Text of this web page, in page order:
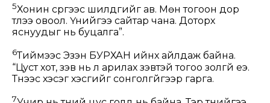
5Хонин сүргээс шилдгийг ав. Мөн тогоон дор
түлээ овоол. Үүнийгээ сайтар чана. Доторх
яснуудыг нь буцалга”.
6Тиймээс Эзэн БУРХАН ийнхүү айлдаж байна.
“Цуст хот, зэв нь үл арилах зэвтэй тогоо золгүй еэ.
Түүнээс хэсэг хэсгийг сонголгүйгээр гарга.
7